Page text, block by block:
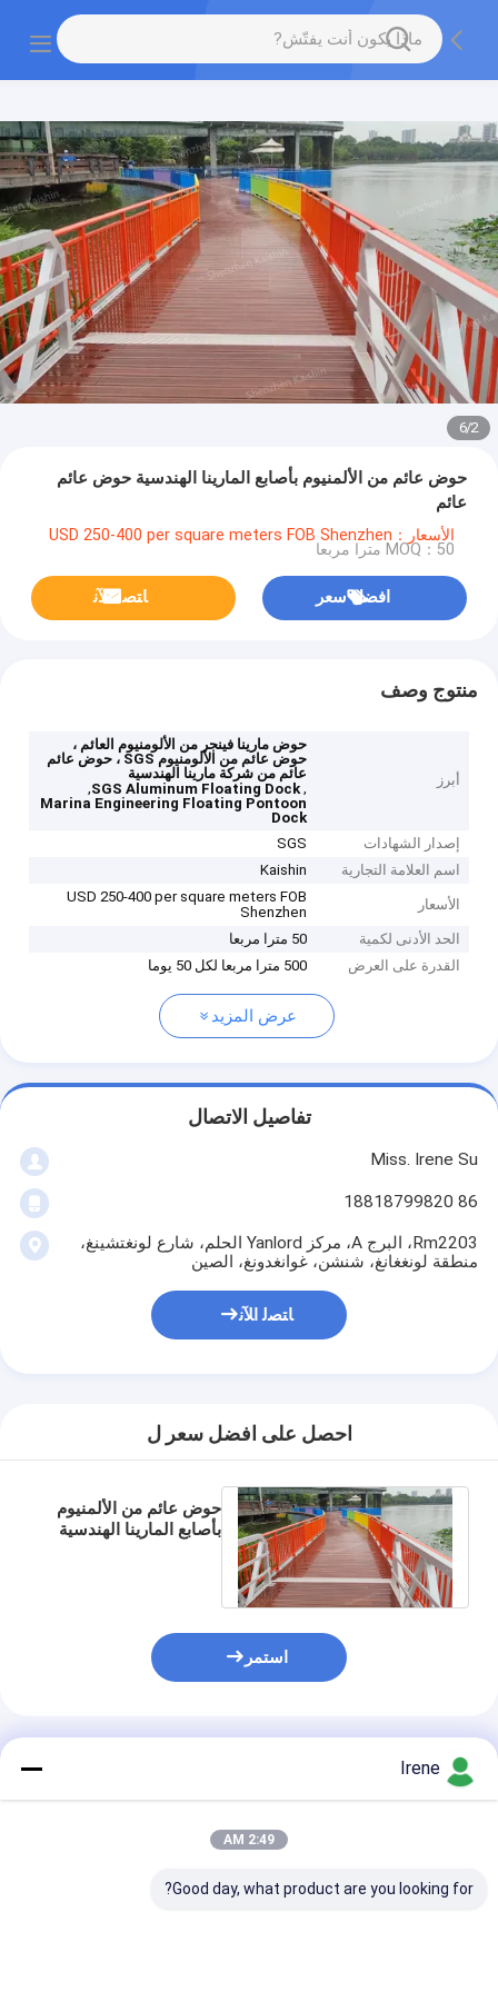
2
/
6
حوض عائم من الألمنيوم بأصابع المارينا الهندسية حوض عائم
عائم
الأسعار：USD 250-400 per square meters FOB Shenzhen
MOQ：50 مترا مربعا
افضل سعر ﺎﺘﺼﻟ ﺍﻶﻧ
منتوج وصف
أبرز
حوض مارينا فينجر من الألومنيوم العائم ،
حوض عائم من الألومنيوم SGS ، حوض عائم
عائم من شركة مارينا الهندسية
,
SGS Aluminum Floating Dock
,
Marina Engineering Floating Pontoon
Dock
إصدار الشهادات
SGS
اسم العلامة التجارية
Kaishin
الأسعار
USD 250-400 per square meters FOB
Shenzhen
الحد الأدنى لكمية
50 مترا مربعا
القدرة على العرض
500 مترا مربعا لكل 50 يوما
عرض المزيد
تفاصيل الاتصال
Miss. Irene Su
86 18818799820
Rm2203، البرج A، مركز Yanlord الحلم، شارع لونغتشينغ،
منطقة لونغغانغ، شنشن، غوانغدونغ، الصين
ﺎﺘﺼﻟ ﺍﻶﻧ
احصل على افضل سعر ل
حوض عائم من الألمنيوم
بأصابع المارينا الهندسية
استمر
المنتجات الموصى بها
Irene
2:49 AM
Good day, what product are you looking for?